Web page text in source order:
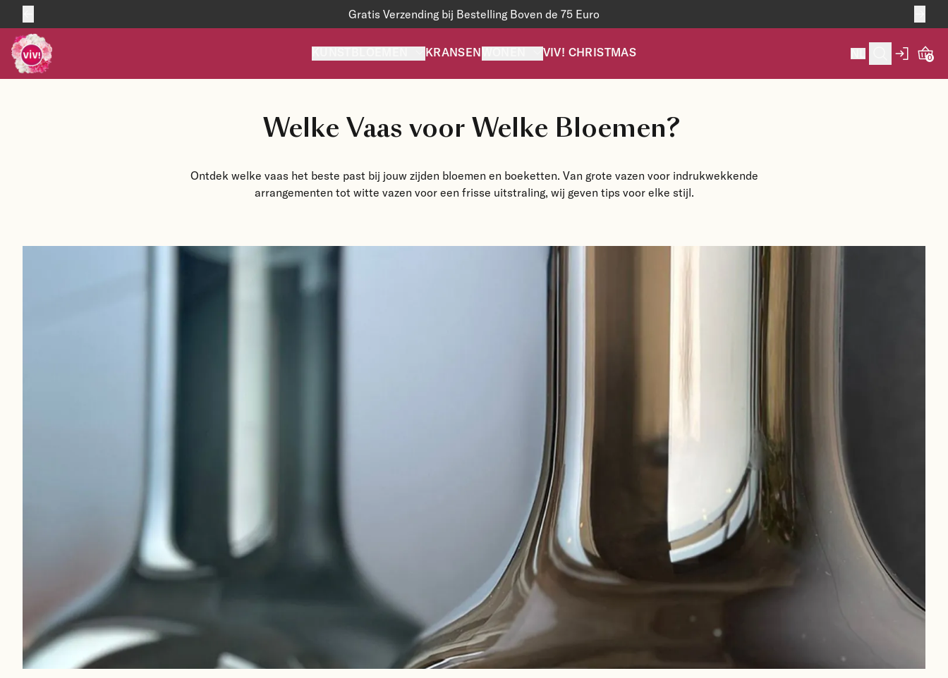
Skip to content Gratis Verzending bij Bestelling Boven de 75 Euro
KRANSEN VIV! CHRISTMAS 0
Welke Vaas voor Welke Bloemen?
Ontdek welke vaas het beste past bij jouw zijden bloemen en boeketten. Van grote vazen voor indrukwekkende
arrangementen tot witte vazen voor een frisse uitstraling, wij geven tips voor elke stijl.